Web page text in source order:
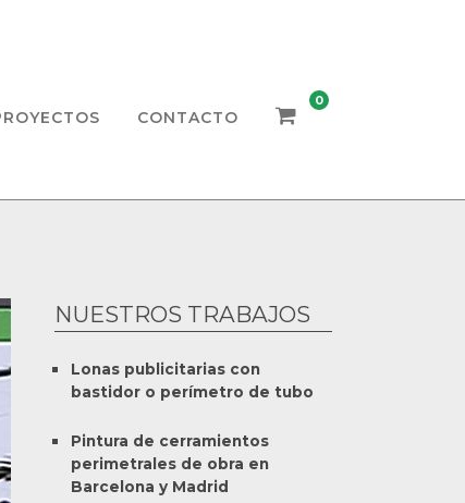
CONTACTO
0
NUESTROS TRABAJOS
Lonas publicitarias con
bastidor o perímetro de tubo
Pintura de cerramientos
perimetrales de obra en
Barcelona y Madrid